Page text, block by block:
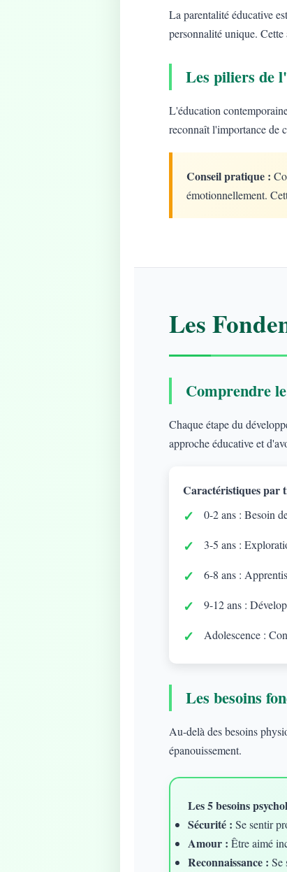
La parentalité éducative
personnalité unique.
Les piliers de
L'éducation
reconnaît l'importance de
Conseil pratique :
émotionnellement.
Les
Comprendre
Chaque étape du
approche éducative et
Caractéristiques par
0-2 ans : Besoin
3-5 ans :
6-8 ans :
9-12 ans :
Adolescence :
Les besoins
Au-delà des besoins
épanouissement.
Les 5 besoins
Sécurité : Se sentir
Amour : Être aimé
Reconnaissance : Se